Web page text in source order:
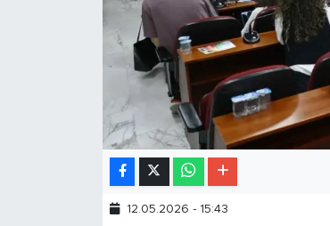
12.05.2026 - 15:43